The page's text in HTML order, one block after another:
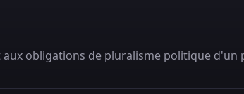
aux obligations de pluralisme politique